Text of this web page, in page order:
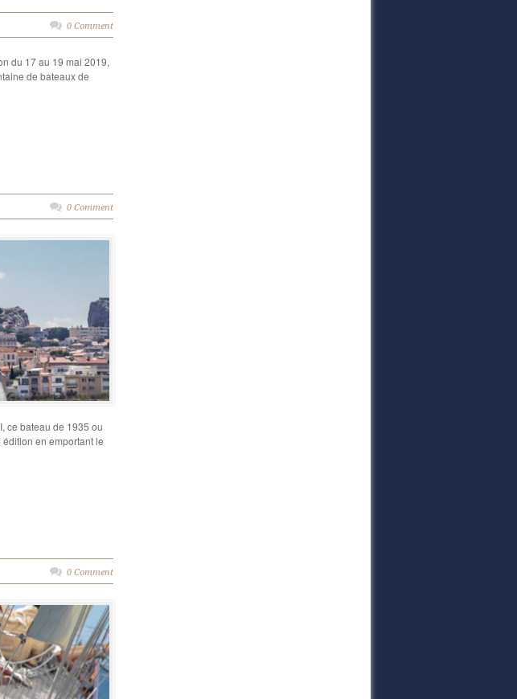
0 Comment
du 17 au 19 mai 2019,
de bateaux de
0 Comment
ce bateau de 1935 ou
en emportant le
0 Comment